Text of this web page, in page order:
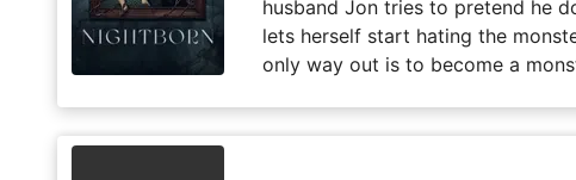
husband Jon tries to pretend he
lets herself start hating the
only way out is to become a